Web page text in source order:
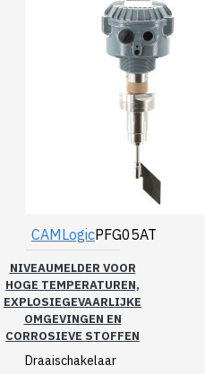
CAMLogicPFG05AT
NIVEAUMELDER VOOR
HOGE TEMPERATUREN,
EXPLOSIEGEVAARLIJKE
OMGEVINGEN EN
CORROSIEVE STOFFEN
Draaischakelaar